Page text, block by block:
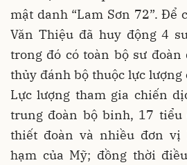
mật danh “Lam Sơn 72”. Để
Văn Thiệu đã huy động 4
trong đó có toàn bộ sư
thủy đánh bộ thuộc lực lượng
Lực lượng tham gia chiến
trung đoàn bộ binh, 17 tiểu
thiết đoàn và nhiều đơn vị
hạm của Mỹ; đồng thời